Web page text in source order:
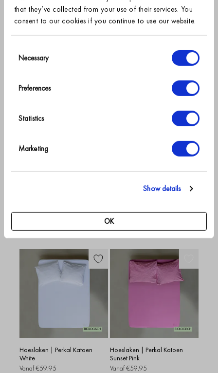
that they’ve collected from your use of their services. You
consent to our cookies if you continue to use our website.
Selection
Necessary
Preferences
Statistics
Marketing
Show details
OK
BIOLOGISCH BIOLOGISCH
Sand Stone
Hoeslaken | Perkal Katoen
Vanilla
BIOLOGISCH
Hoeslaken | Perkal Katoen
White
Vanaf€59.95
BIOLOGISCH
Hoeslaken | Perkal Katoen
Sunset Pink
Vanaf€59.95
10% off
*